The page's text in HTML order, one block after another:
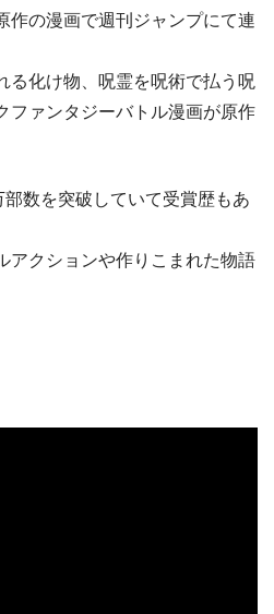
作の漫画で週刊ジャンプにて連
る化け物、呪霊を呪術で払う呪
ファンタジーバトル漫画が原作
数を突破していて受賞歴もあ
アクションや作りこまれた物語